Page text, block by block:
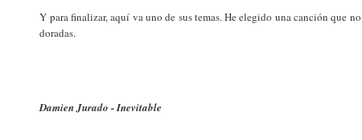
Y para finalizar, aquí va uno de sus temas. He elegido una canción que
doradas.
Damien Jurado - Inevitable